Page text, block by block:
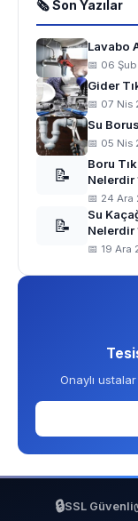
🗞 Son Yazılar
Lavabo
📅 06
Gider
📅 07 Nis
Su
📅 05 Nis
📝
Boru
Nelerdir
📅 24 Ara
📝
Su
Nelerdir
📅 19 Ara
Onaylı
🔒SSL Güvenli